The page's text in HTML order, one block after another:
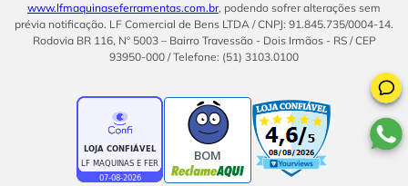
www.lfmaquinaseferramentas.com.br, podendo sofrer alterações sem
prévia notificação. LF Comercial de Bens LTDA / CNPJ: 91.845.735/0004-14.
Rodovia BR 116, Nº 5003 – Bairro Travessão - Dois Irmãos - RS / CEP
93950-000 / Telefone: (51) 3103.0100
BOM